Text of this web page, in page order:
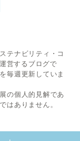
テナビリティ・コ
営するブログで
毎週更新していま
の個人的見解であ
はありません。